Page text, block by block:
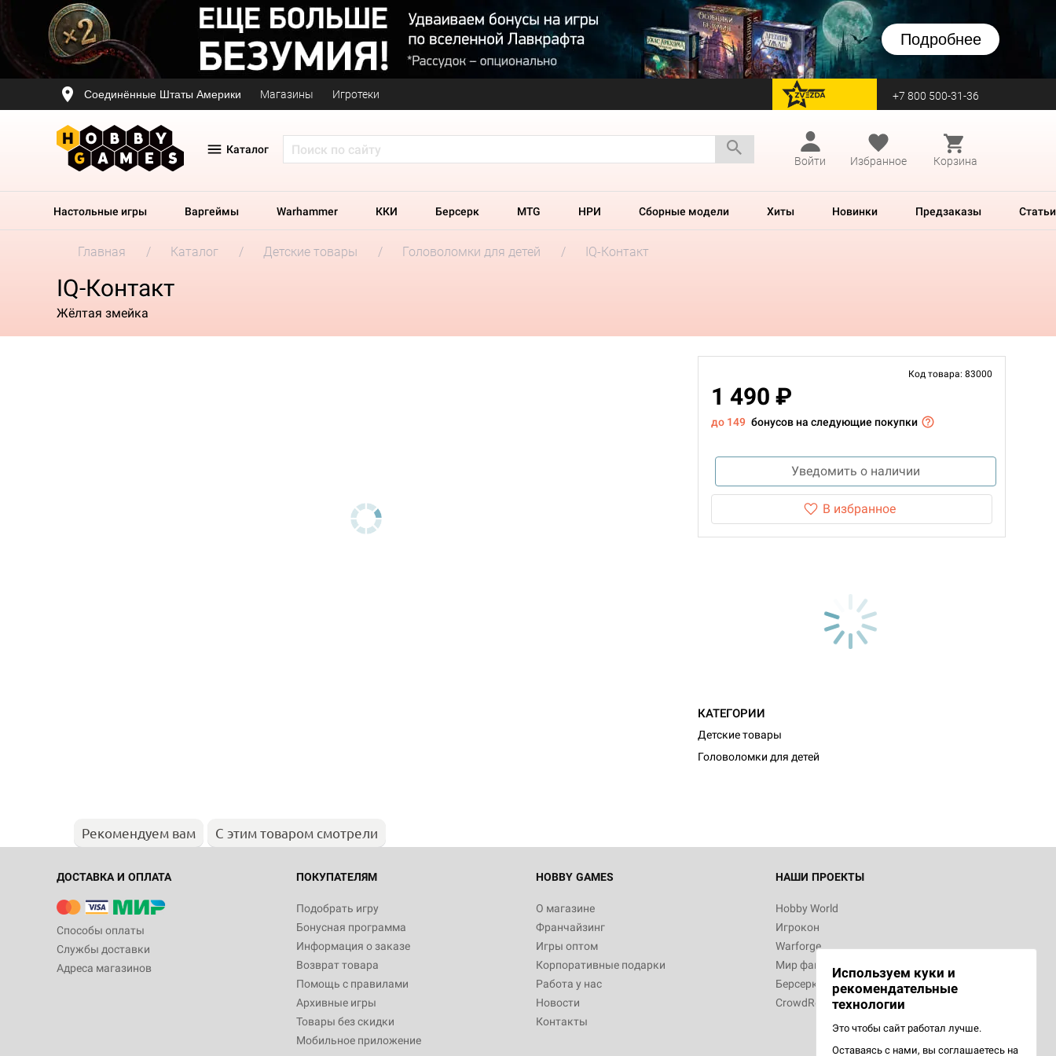
Подробнее
Соединённые Штаты Америки Магазины Игротеки перейти на Zvezda +7 800 500-31-36
Каталог
Войти
Избранное Корзина
Настольные игры Варгеймы Warhammer ККИ Берсерк MTG НРИ Сборные модели Хиты Новинки Предзаказы Статьи
Главная Каталог Детские товары Головоломки для детей IQ-Контакт
IQ-Контакт
Жёлтая змейка
Код товара: 83000
1 490 ₽
до 149 бонусов на следующие покупки
Уведомить о наличии
В избранное
КАТЕГОРИИ
Детские товары
Головоломки для детей
Рекомендуем вам С этим товаром смотрели
ДОСТАВКА И ОПЛАТА
Способы оплаты
Службы доставки
Адреса магазинов
ПОКУПАТЕЛЯМ
Подобрать игру
Бонусная программа
Информация о заказе
Возврат товара
Помощь с правилами
Архивные игры
Товары без скидки
Мобильное приложение
HOBBY GAMES
О магазине
Франчайзинг
Игры оптом
Корпоративные подарки
Работа у нас
Новости
Контакты
НАШИ ПРОЕКТЫ
Hobby World
Игрокон
Warforge
Мир фантастики
Берсерк
CrowdRepublic
Используем куки и
рекомендательные
технологии
Это чтобы сайт работал лучше.
Оставаясь с нами, вы соглашаетесь на